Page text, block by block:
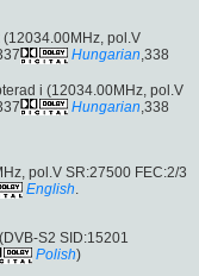
pol.V
Hungarian,338
i (12034.00MHz, pol.V
Hungarian ,338
pol.V SR:27500 FEC:2/3
English.
S2 SID:15201
Polish)